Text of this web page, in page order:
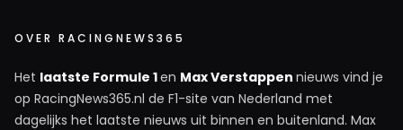
OVER RACINGNEWS365
Het laatste Formule 1en Max Verstappen nieuws vind je
op RacingNews365.nl de F1-site van Nederland met
dagelijks het laatste nieuws uit binnen en buitenland. Max